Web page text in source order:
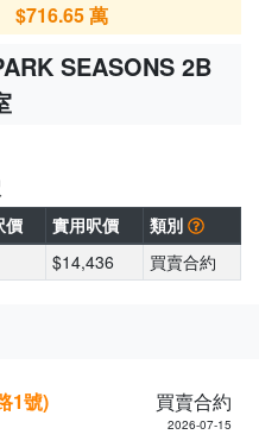
$716.65萬
SEASONS 2B
價 實用呎價
類別
$14,436 買賣合約
1號)
買賣合約
2026-07-15